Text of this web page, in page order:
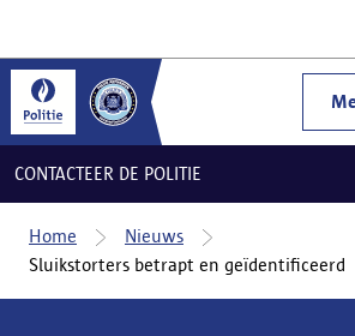
CONTACTEER DE POLITIE
Home
Nieuws
Sluikstorters betrapt en geïdentificeerd